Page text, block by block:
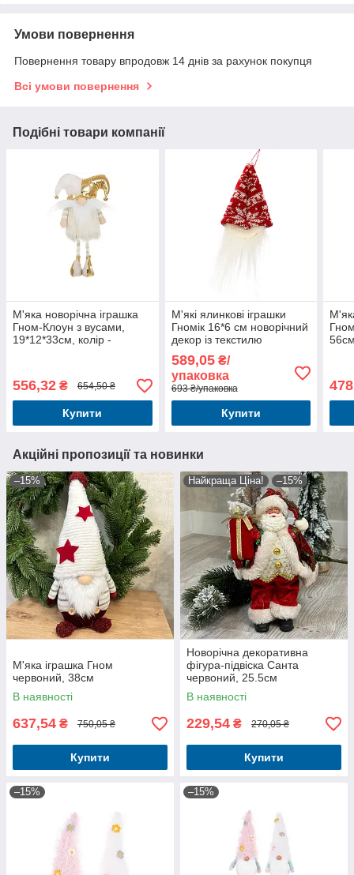
Умови повернення
Повернення товару впродовж 14 днів за рахунок покупця
Всі умови повернення
Подібні товари компанії
М'яка новорічна іграшка
Гном-Клоун з вусами,
19*12*33см, колір -
556,32 ₴ 654,50 ₴
Купити
М'які ялинкові іграшки
Гномік 16*6 см новорічний
декор із текстилю
упаковка 12 шт
589,05₴/
упаковка
693 ₴/упаковка
Купити
Акційні пропозиції та новинки
–15%
М'яка іграшка Гном
червоний, 38см
В наявності
637,54 ₴ 750,05 ₴
Купити
Найкраща Ціна! –15%
Новорічна декоративна
фігура-підвіска Санта
червоний, 25.5см
В наявності
229,54 ₴ 270,05 ₴
Купити
–15% –15%